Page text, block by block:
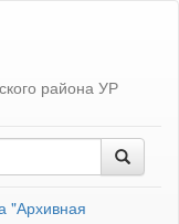
района УР
"Архивная